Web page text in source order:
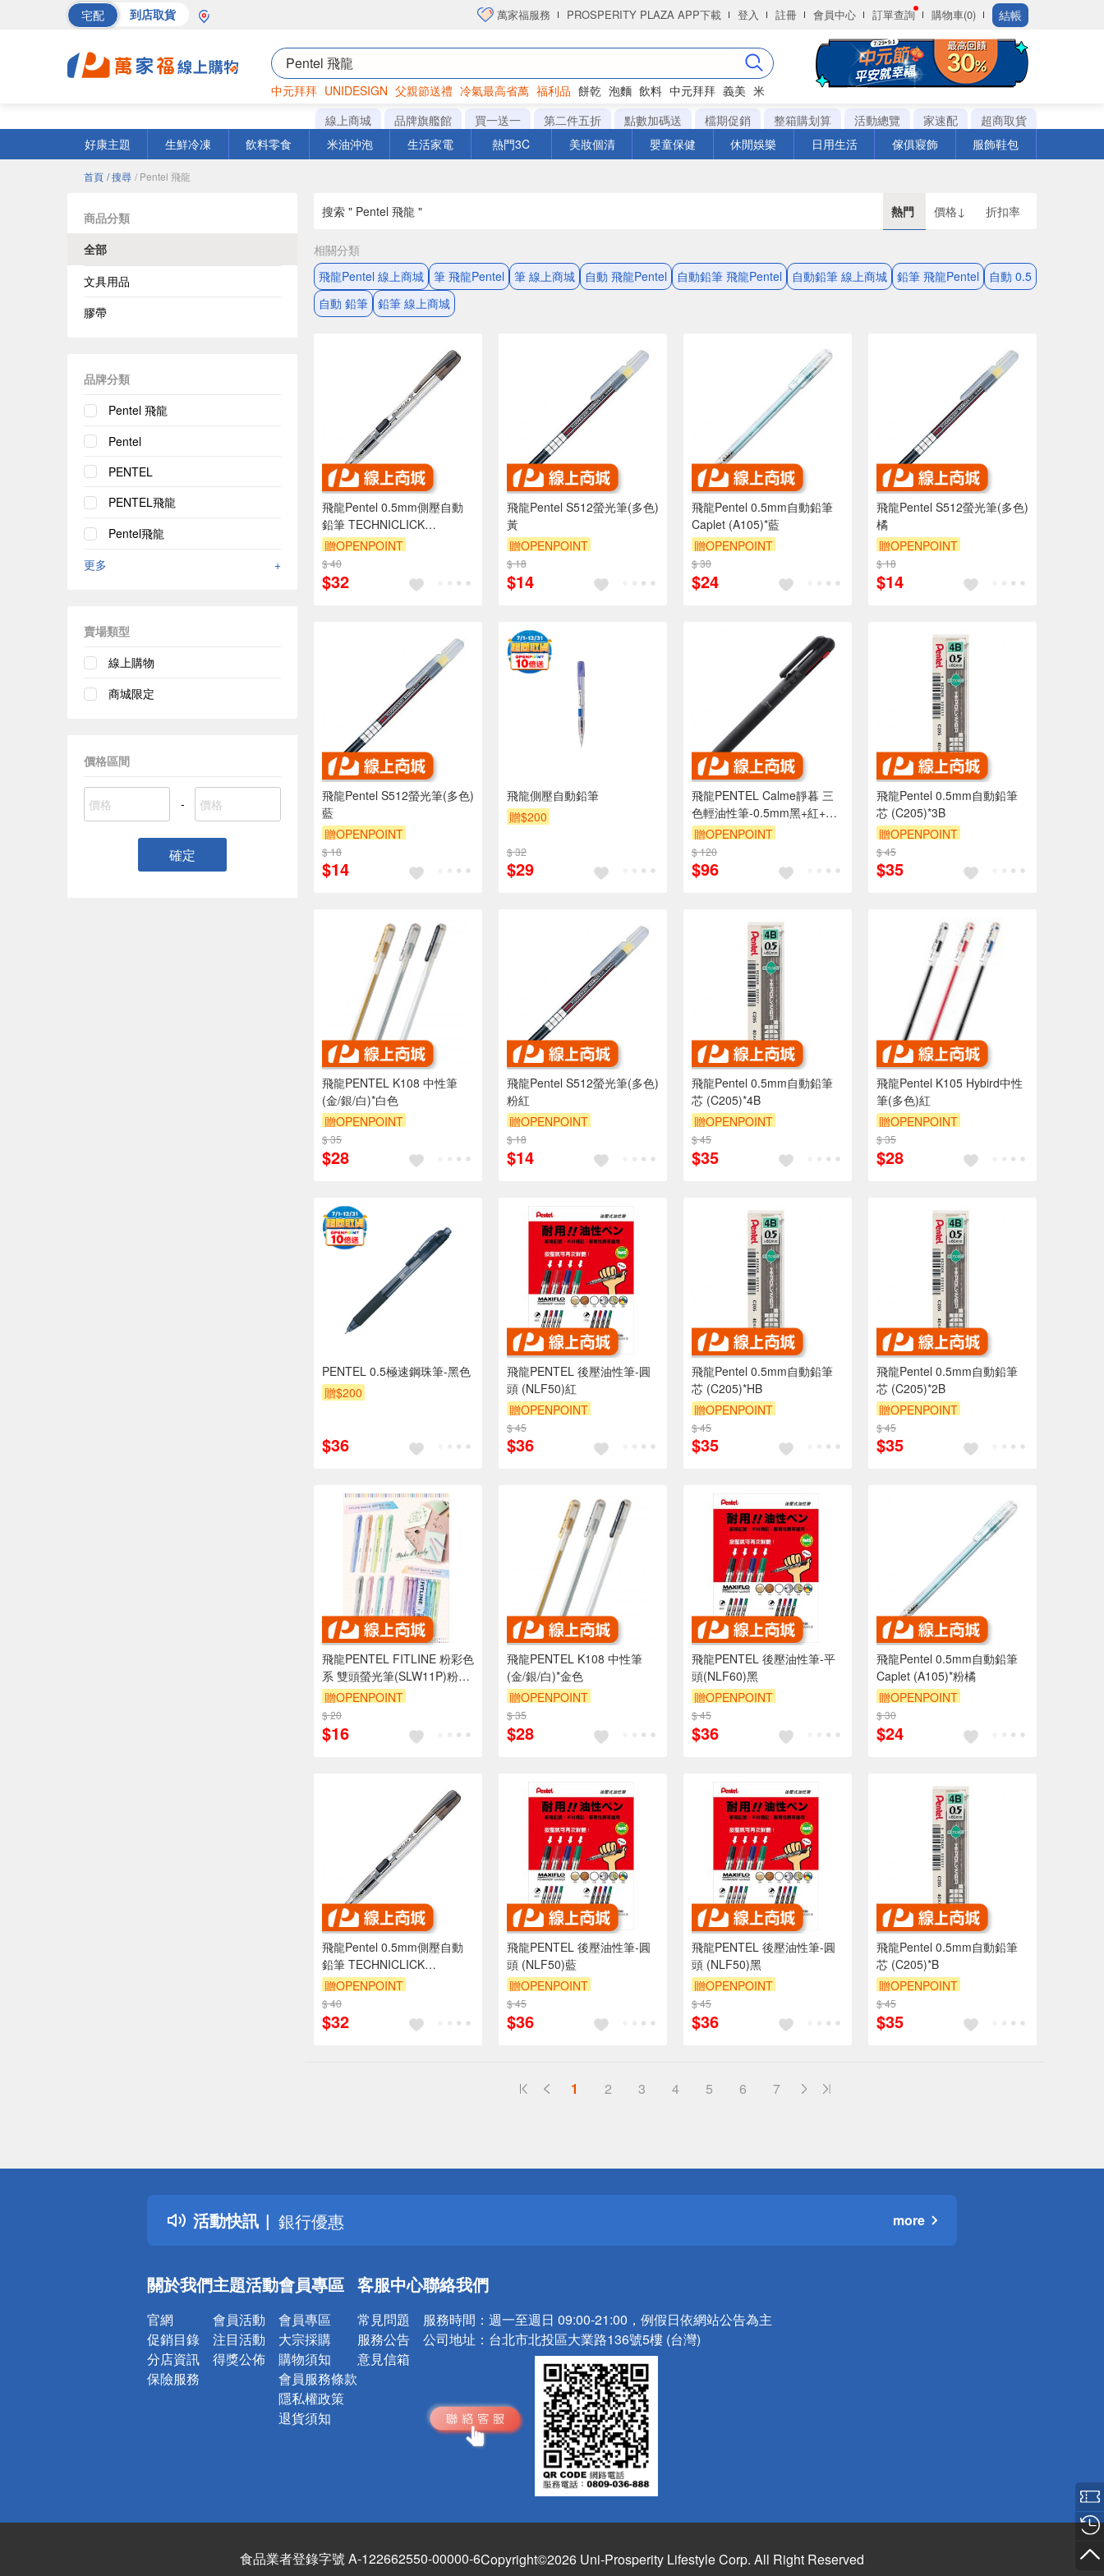
宅配 到店取貨 萬家福服務 PROSPERITY PLAZA APP下載 登入 註冊 會員中心 訂單查詢 購物車(0) 結帳
中元拜拜 UNIDESIGN 父親節送禮 冷氣最高省萬 福利品 餅乾 泡麵 飲料 中元拜拜 義美 米
巧克力 罐頭 衛生紙
線上商城 品牌旗艦館 買一送一 第二件五折 點數加碼送 檔期促銷 整箱購划算 活動總覽 家速配
超商取貨
好康主題
生鮮冷凍 飲料零食 米油沖泡 生活家電 熱門3C 美妝個清 嬰童保健 休閒娛樂 日用生活 傢俱寢飾 服飾鞋包
首頁 / 搜尋 / Pentel 飛龍
商品分類
全部
文具用品
膠帶
品牌分類
Pentel 飛龍
Pentel
PENTEL
PENTEL飛龍
Pentel飛龍
更多
+
賣場類型
線上購物
商城限定
價格區間
-
確定
搜索 " Pentel 飛龍 " 熱門 價格↓ 折扣率
相關分類
飛龍Pentel 線上商城 筆 飛龍Pentel 筆 線上商城 自動 飛龍Pentel 自動鉛筆 飛龍Pentel 自動鉛筆 線上商城 鉛筆 飛龍Pentel
自動 0.5
自動 鉛筆 鉛筆 線上商城
飛龍Pentel 0.5mm側壓自動
鉛筆 TECHNICLICK
(PD105T)*藍
贈OPENPOINT
$ 40
$32
飛龍Pentel S512螢光筆(多色)
黃
贈OPENPOINT
$ 18
$14
飛龍Pentel 0.5mm自動鉛筆
Caplet (A105)*藍
贈OPENPOINT
$ 30
$24
飛龍Pentel S512螢光筆(多色)
橘
贈OPENPOINT
$ 18
$14
飛龍Pentel S512螢光筆(多色)
藍
贈OPENPOINT
$ 18
$14
飛龍側壓自動鉛筆
贈$200
$ 32
$29
飛龍PENTEL Calme靜暮 三
色輕油性筆-0.5mm黑+紅+藍
(XBXAC35)黑桿
贈OPENPOINT
$ 120
$96
飛龍Pentel 0.5mm自動鉛筆
芯 (C205)*3B
贈OPENPOINT
$ 45
$35
飛龍PENTEL K108 中性筆
(金/銀/白)*白色
贈OPENPOINT
$ 35
$28
飛龍Pentel S512螢光筆(多色)
粉紅
贈OPENPOINT
$ 18
$14
飛龍Pentel 0.5mm自動鉛筆
芯 (C205)*4B
贈OPENPOINT
$ 45
$35
飛龍Pentel K105 Hybird中性
筆(多色)紅
贈OPENPOINT
$ 35
$28
PENTEL 0.5極速鋼珠筆-黑色
贈$200
$36
飛龍PENTEL 後壓油性筆-圓
頭 (NLF50)紅
贈OPENPOINT
$ 45
$36
飛龍Pentel 0.5mm自動鉛筆
芯 (C205)*HB
贈OPENPOINT
$ 45
$35
飛龍Pentel 0.5mm自動鉛筆
芯 (C205)*2B
贈OPENPOINT
$ 45
$35
飛龍PENTEL FITLINE 粉彩色
系 雙頭螢光筆(SLW11P)粉彩
天藍
贈OPENPOINT
$ 20
$16
飛龍PENTEL K108 中性筆
(金/銀/白)*金色
贈OPENPOINT
$ 35
$28
飛龍PENTEL 後壓油性筆-平
頭(NLF60)黑
贈OPENPOINT
$ 45
$36
飛龍Pentel 0.5mm自動鉛筆
Caplet (A105)*粉橘
贈OPENPOINT
$ 30
$24
飛龍Pentel 0.5mm側壓自動
鉛筆 TECHNICLICK
(PD105T)*黑
贈OPENPOINT
$ 40
$32
飛龍PENTEL 後壓油性筆-圓
頭 (NLF50)藍
贈OPENPOINT
$ 45
$36
飛龍PENTEL 後壓油性筆-圓
頭 (NLF50)黑
贈OPENPOINT
$ 45
$36
飛龍Pentel 0.5mm自動鉛筆
芯 (C205)*B
贈OPENPOINT
$ 45
$35
1 2 3 4 5 6 7
活動快訊
得獎公告
熱門話題
銀行優惠
偏遠地區配送
more
關於我們
官網
促銷目錄
分店資訊
保險服務
主題活動
會員活動
注目活動
得獎公佈
會員專區
會員專區
大宗採購
購物須知
會員服務條款
隱私權政策
退貨須知
客服中心
常見問題
服務公告
意見信箱
聯絡我們
服務時間： 週一至週日 09:00-21:00，例假日依網站公告為主
公司地址： 台北市北投區大業路136號5樓 (台灣)
食品業者登錄字號 A-122662550-00000-6Copyright©2026 Uni-Prosperity Lifestyle Corp. All Right Reserved